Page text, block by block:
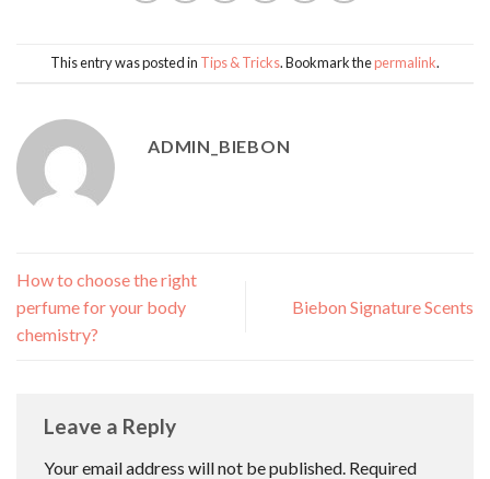
This entry was posted in Tips & Tricks. Bookmark thepermalink.
ADMIN_BIEBON
How to choose the right
perfume for your body
chemistry?
Biebon Signature Scents
Leave a Reply
Your email address will not be published. Required